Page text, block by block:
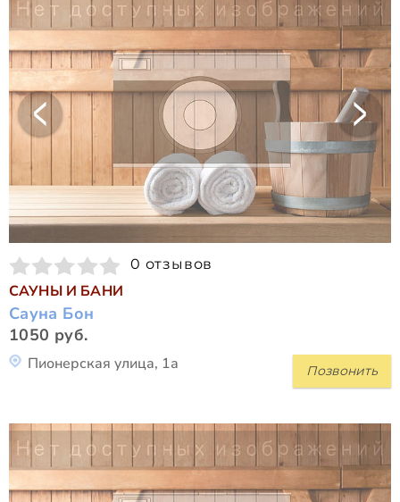
0 отзывов
САУНЫ И БАНИ
Сауна Бон
1050 руб.
Позвонить
Пионерская улица, 1а